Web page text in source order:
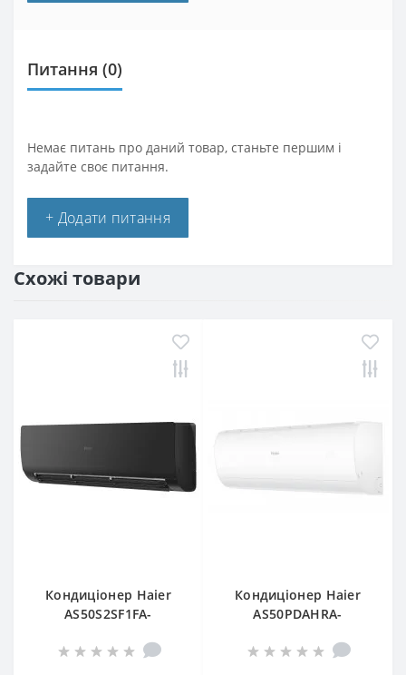
Питання (0)
Немає питань про даний товар, станьте першим і
задайте своє питання.
+ Додати питання
Схожі товари
Кондиціонер Haier
AS50S2SF1FA-
Кондиціонер Haier
AS50PDAHRA-